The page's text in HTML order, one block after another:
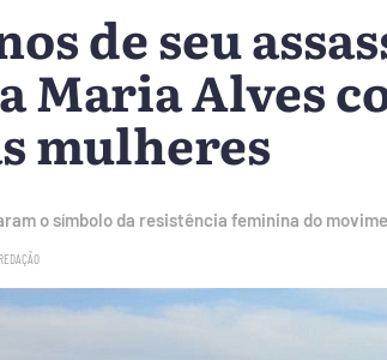
de seu
Maria Alves
mulheres
o símbolo da resistência feminina do
REDAÇÃO